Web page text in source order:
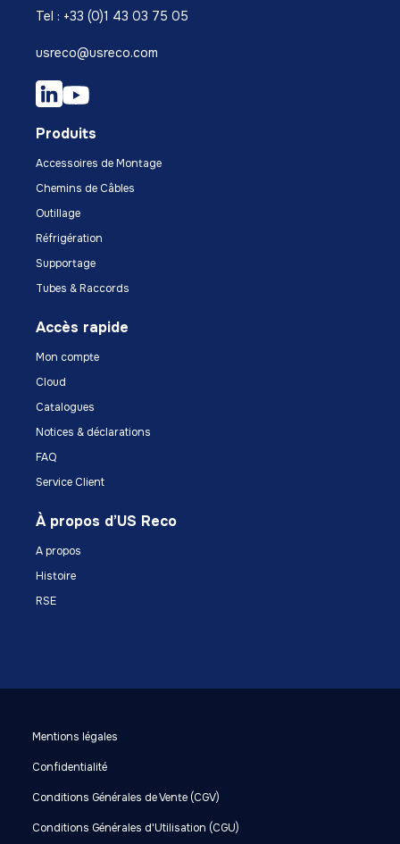
Tel : +33 (0)1 43 03 75 05
usreco@usreco.com
Produits
Accessoires de Montage
Chemins de Câbles
Outillage
Réfrigération
Supportage
Tubes & Raccords
Accès rapide
Mon compte
Cloud
Catalogues
Notices & déclarations
FAQ
Service Client
À propos d’US Reco
A propos
Histoire
RSE
Mentions légales
Confidentialité
Conditions Générales de Vente (CGV)
Conditions Générales d'Utilisation (CGU)